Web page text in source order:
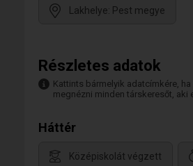
Lakhelye: Pest megye
Részletes adatok
Kattints bármelyik adatcímkére, ha
megnézni minden társkeresőt, aki
Háttér
Középiskolát végzett